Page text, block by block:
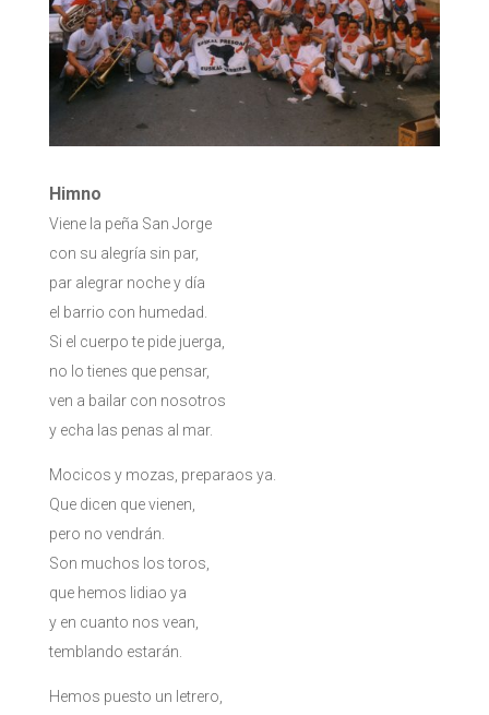
Himno
Viene la peña San Jorge
con su alegría sin par,
par alegrar noche y día
el barrio con humedad.
Si el cuerpo te pide juerga,
no lo tienes que pensar,
ven a bailar con nosotros
y echa las penas al mar.
Mocicos y mozas, preparaos ya.
Que dicen que vienen,
pero no vendrán.
Son muchos los toros,
que hemos lidiao ya
y en cuanto nos vean,
temblando estarán.
Hemos puesto un letrero,